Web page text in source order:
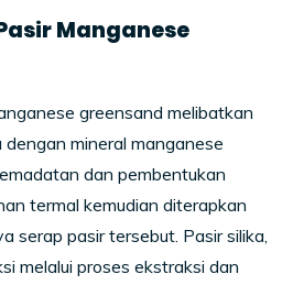
Manganese
greensand melibatkan
mineral manganese
dan pembentukan
termal kemudian diterapkan
serap pasir tersebut. Pasir silika,
melalui proses ekstraksi dan